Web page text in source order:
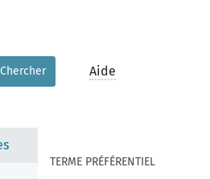
Chercher Aide
TERME PRÉFÉRENTIEL